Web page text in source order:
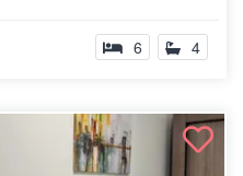
6 4